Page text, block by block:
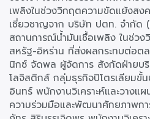
เพลิงในช่วงวิกฤตความขัดแย้งสง
เชี่ยวชาญจาก บริษัท ปตท. จำกัด (
สถานการณ์น้ำมันเชื้อเพลิง ในช่ว
สหรัฐ-อิหร่าน ที่ส่งผลกระทบต่อต
นิกซ์ จัดพล ผู้จัดการ สังกัดฝ่ายบ
โลจิสติกส์ กลุ่มธุรกิจปิโตรเลียมขั้
อินทร์ พนักงานวิเคราะห์และวางแ
ความร่วมมือและพัฒนาศักยภาพกา